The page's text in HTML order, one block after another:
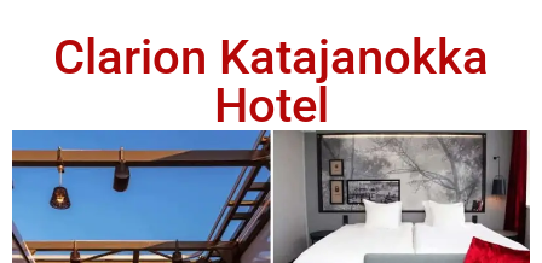
Clarion Katajanokka
Hotel